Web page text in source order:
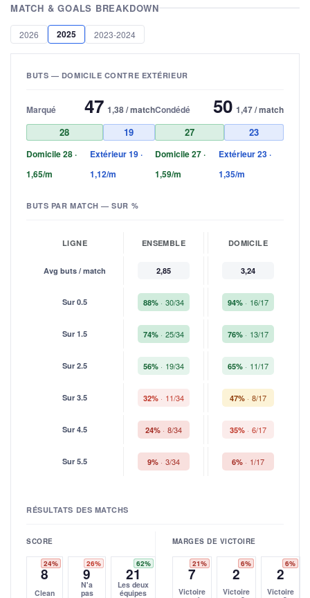
MATCH & GOALS BREAKDOWN
2026 2025 2023-2024
BUTS — DOMICILE CONTRE EXTÉRIEUR
Marqué 47 1,38 / match
28 19
Domicile 28 ·
1,65/m
Extérieur 19 ·
1,12/m
Condédé 50 1,47 / match
27 23
Domicile 27 ·
1,59/m
Extérieur 23 ·
1,35/m
BUTS PAR MATCH — SUR %
LIGNE ENSEMBLE DOMICILE
Avg buts / match 2,85 3,24
Sur 0.5 88% 30/34 94% 16/17
Sur 1.5 74% 25/34 76% 13/17
Sur 2.5 56% 19/34 65% 11/17
Sur 3.5 32% 11/34 47% 8/17
Sur 4.5 24% 8/34 35% 6/17
Sur 5.5 9% 3/34 6% 1/17
RÉSULTATS DES MATCHS
SCORE
24%
8
Clean
26%
9
N'a
pas
62%
21
Les deux
équipes
MARGES DE VICTOIRE
21%
7
Victoire
6%
2
Victoire
6%
2
Victoire